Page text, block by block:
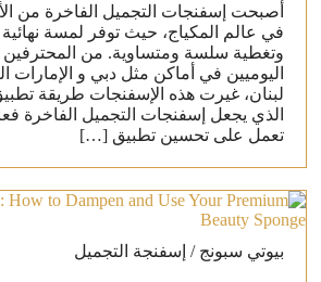
أصبحت إسفنجات التجميل الفاخرة من
في عالم المكياج، حيث توفر لمسة
وتغطية سلسة ومتساوية. من المحترفين
اليوميين في أماكن مثل دبي و الإمارات
لبنان، غيرت هذه الإسفنجات طريقة
الذي يجعل إسفنجات التجميل الفاخرة
تعمل على تحسين تطبيق […]
بيوتي سبونج / إسفنجة التجميل